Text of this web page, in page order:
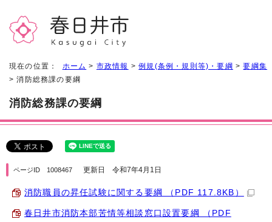
現在の位置： ホーム > 市政情報 >例規(条例・規則等)・要綱 >要綱集
> 消防総務課の要綱
消防総務課の要綱
ページID 1008467 更新日 令和7年4月1日
消防職員の昇任試験に関する要綱 （PDF 117.8KB）
春日井市消防本部苦情等相談窓口設置要綱 （PDF